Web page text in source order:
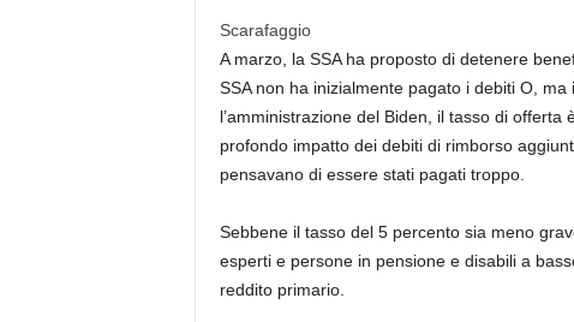
Scarafaggio
A marzo, la SSA ha proposto di detenere
SSA non ha inizialmente pagato i debiti O,
l’amministrazione del Biden, il tasso di
profondo impatto dei debiti di rimborso
pensavano di essere stati pagati troppo.
Sebbene il tasso del 5 percento sia meno
esperti e persone in pensione e disabili a
reddito primario.